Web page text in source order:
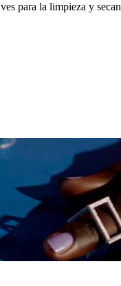
para la limpieza y